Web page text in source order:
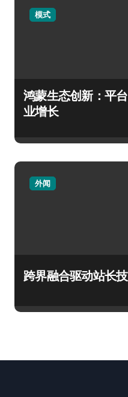
模式
鸿蒙生态创新：平
业增长
外闻
跨界融合驱动站长